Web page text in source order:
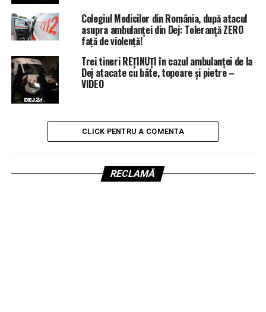
Colegiul Medicilor din România, după atacul
asupra ambulanței din Dej: Toleranță ZERO
față de violență!
Trei tineri REȚINUȚI în cazul ambulanței de la
Dej atacate cu bâte, topoare și pietre –
VIDEO
CLICK PENTRU A COMENTA
RECLAMĂ